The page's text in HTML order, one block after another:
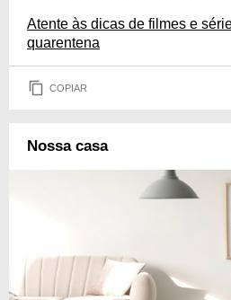
Atente às dicas de filmes e
quarentena
COPIAR
Nossa casa